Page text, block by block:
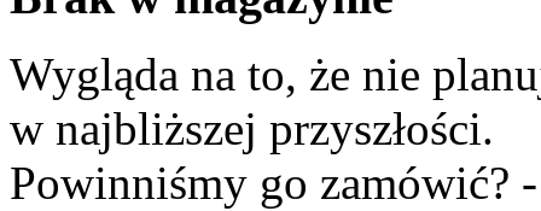
Wygląda na to, że nie
w najbliższej przyszłości.
Powinniśmy go zamówić?